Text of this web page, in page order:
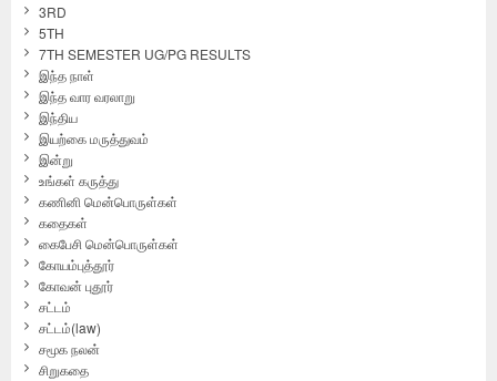
3RD
5TH
7TH SEMESTER UG/PG RESULTS
இந்த நாள்
இந்த வார வரலாறு
இந்திய
இயற்கை மருத்துவம்
இன்று
உங்கள் கருத்து
கணினி மென்பொருள்கள்
கதைகள்
கைபேசி மென்பொருள்கள்
கோயம்புத்தூர்
கோவன் புதூர்
சட்டம்
சட்டம்(law)
சமூக நலன்
சிறுகதை